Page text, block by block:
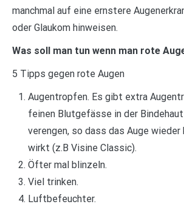
manchmal auf eine ernstere
oder Glaukom hinweisen.
Was soll man tun wenn man rote
5 Tipps gegen rote Augen
Augentropfen. Es gibt extra
feinen Blutgefässe in der
verengen, so dass das Auge wieder
wirkt (z.B Visine Classic).
Öfter mal blinzeln.
Viel trinken.
Luftbefeuchter.